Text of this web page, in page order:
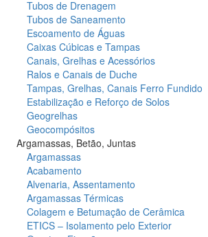
Tubos de Drenagem
Tubos de Saneamento
Escoamento de Águas
Caixas Cúbicas e Tampas
Canais, Grelhas e Acessórios
Ralos e Canais de Duche
Tampas, Grelhas, Canais Ferro Fundido
Estabilização e Reforço de Solos
Geogrelhas
Geocompósitos
Argamassas, Betão, Juntas
Argamassas
Acabamento
Alvenaria, Assentamento
Argamassas Térmicas
Colagem e Betumação de Cerâmica
ETICS – Isolamento pelo Exterior